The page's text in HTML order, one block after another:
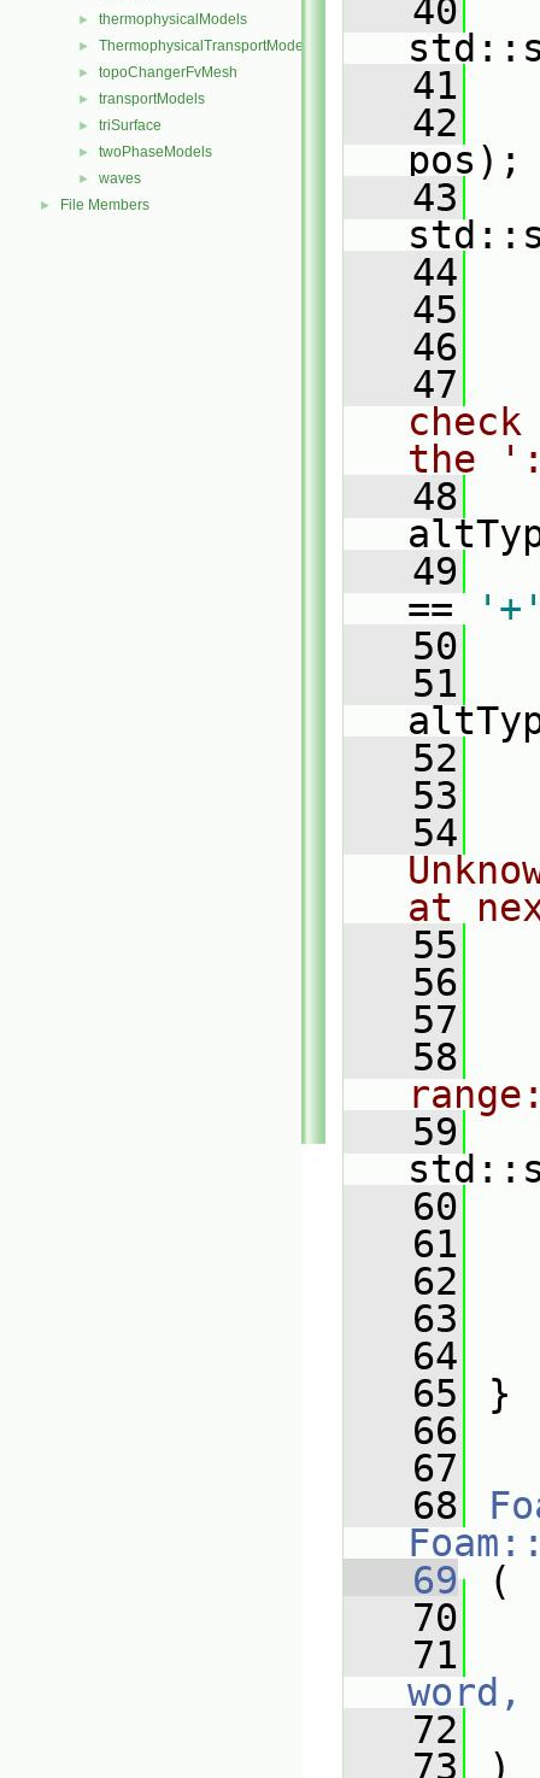
► thermophysicalModels
► ThermophysicalTransportModels
► topoChangerFvMesh
► transportModels
► triSurface
► twoPhaseModels
► waves
► File Members
   40
   41
   42
pos);
   43
   44
   45
   46
   47
the
   48
   49
==
   50
   51
   52
   53
   54
at
   55
   56
   57
   58
   59
   60
   61
   62
   63
   64
   65
}
   66
   67
   68
   69
(
   70
   71
   72
   73
)